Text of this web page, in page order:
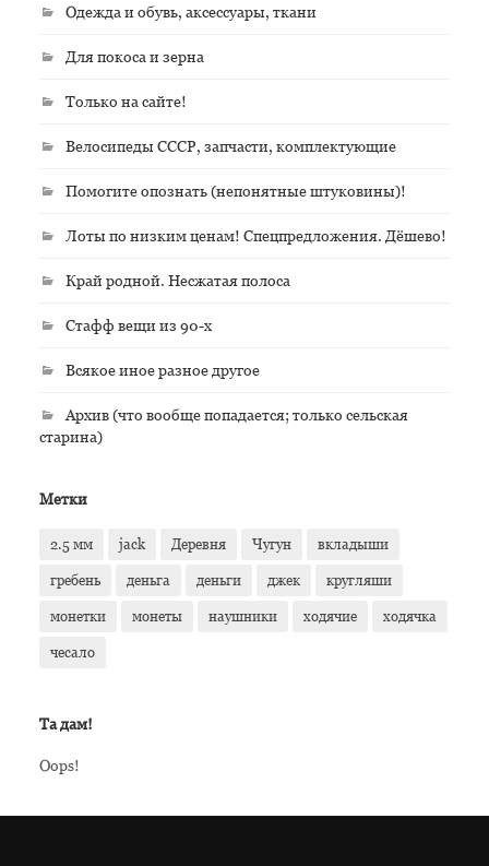
Одежда и обувь, аксессуары, ткани
Для покоса и зерна
Только на сайте!
Велосипеды СССР, запчасти, комплектующие
Помогите опознать (непонятные штуковины)!
Лоты по низким ценам! Спецпредложения. Дёшево!
Край родной. Несжатая полоса
Стафф вещи из 90-х
Всякое иное разное другое
Архив (что вообще попадается; только сельская
старина)
Метки
2.5 мм jack Деревня Чугун вкладыши
гребень деньга деньги джек кругляши
монетки монеты наушники ходячие ходячка
чесало
Та дам!
Oops!